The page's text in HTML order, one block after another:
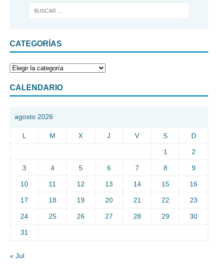
CATEGORÍAS
CALENDARIO
agosto 2026
L M X J V S D
1 2
3 4 5 6 7 8 9
10 11 12 13 14 15 16
17 18 19 20 21 22 23
24 25 26 27 28 29 30
31
« Jul